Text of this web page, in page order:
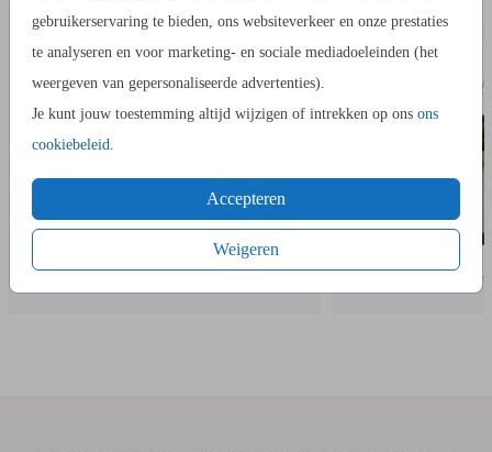
gebruikerservaring te bieden, ons websiteverkeer en onze prestaties
te analyseren en voor marketing- en sociale mediadoeleinden (het
weergeven van gepersonaliseerde advertenties).
Je kunt jouw toestemming altijd wijzigen of intrekken op ons ons
cookiebeleid
Accepteren
Weigeren